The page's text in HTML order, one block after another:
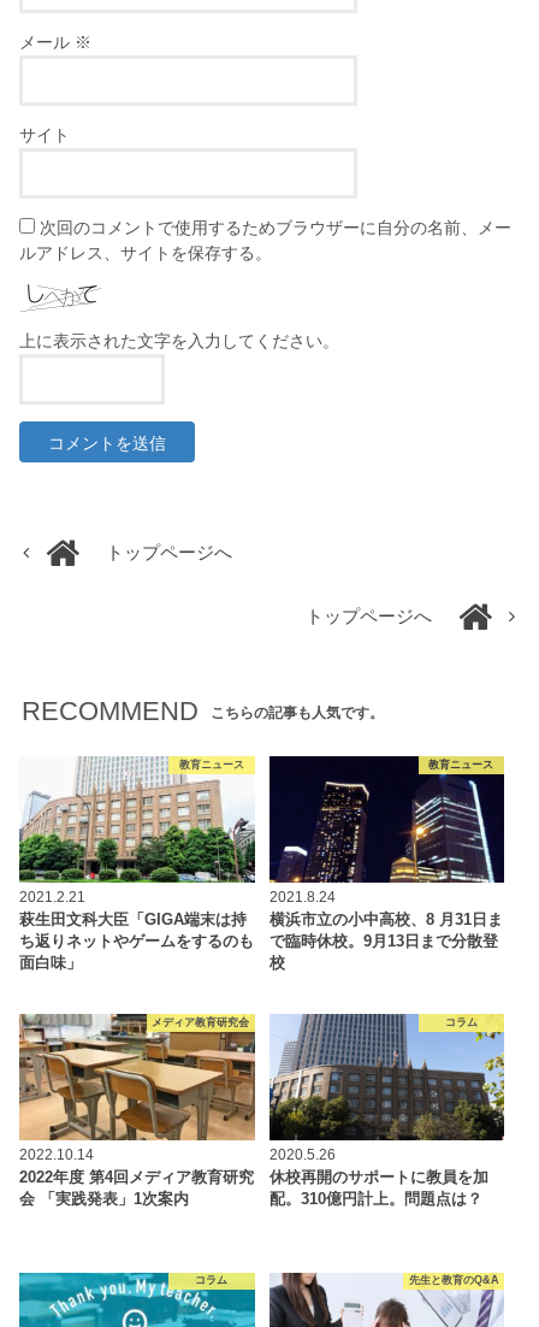
メール ※
サイト
次回のコメントで使用するためブラウザーに自分の名前、メー
ルアドレス、サイトを保存する。
上に表示された文字を入力してください。
トップページへ
トップページへ
RECOMMEND こちらの記事も人気です。
教育ニュース
2021.2.21
萩生田文科大臣「GIGA端末は持
ち返りネットやゲームをするのも
面白味」
教育ニュース
2021.8.24
横浜市立の小中高校、8 月31日ま
で臨時休校。9月13日まで分散登
校
メディア教育研究会
2022.10.14
2022年度 第4回メディア教育研究
会 「実践発表」1次案内
コラム
2020.5.26
休校再開のサポートに教員を加
配。310億円計上。問題点は？
コラム 先生と教育のQ&A